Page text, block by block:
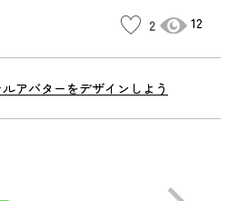
アバターをデザインしよう
2 12